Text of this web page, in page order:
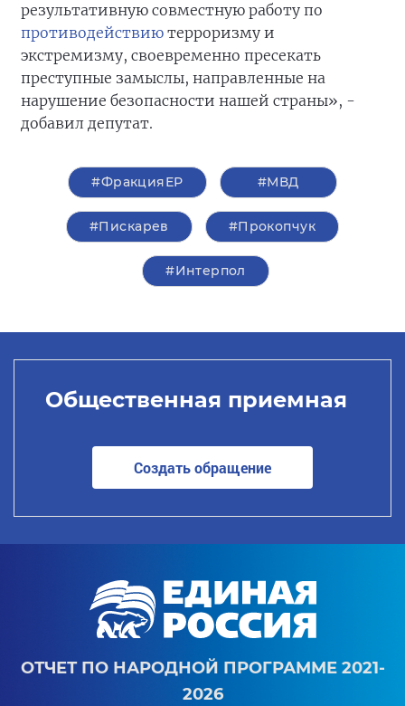
результативную совместную работу по
противодействию терроризму и
экстремизму, своевременно пресекать
преступные замыслы, направленные на
нарушение безопасности нашей страны», -
добавил депутат.
#ФракцияЕР #МВД
#Пискарев #Прокопчук
#Интерпол
Общественная приемная
Создать обращение
ОТЧЕТ ПО НАРОДНОЙ ПРОГРАММЕ 2021-
2026